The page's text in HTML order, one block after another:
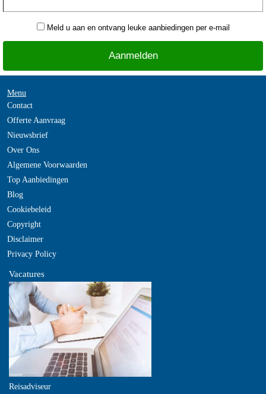
Meld u aan en ontvang leuke aanbiedingen per e-mail
Menu
Contact
Offerte Aanvraag
Nieuwsbrief
Over Ons
Algemene Voorwaarden
Top Aanbiedingen
Blog
Cookiebeleid
Copyright
Disclaimer
Privacy Policy
Vacatures
Reisadviseur